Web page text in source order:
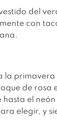
del
con
la primavera
de rosa
el
elegir, y